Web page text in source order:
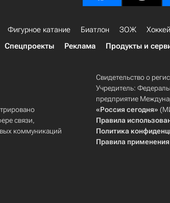
Фигурное катание Биатлон ЗОЖ Хоккей
Спецпроекты
Реклама Продукты и
связи,
коммуникаций
Свидетельство о
Учредитель:
предприятие
«Россия сегодня»
Правила
Политика
Правила